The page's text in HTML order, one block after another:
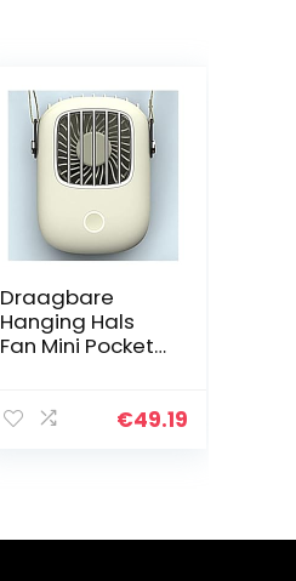
Draagbare
Hanging Hals
Fan Mini Pocket
Travel Lanyard
€49.19